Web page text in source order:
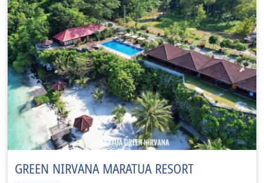
GREEN NIRVANA MARATUA RESORT